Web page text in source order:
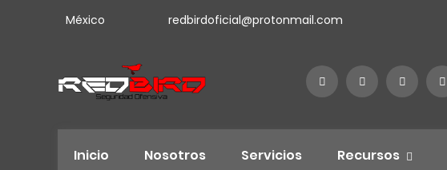
México redbirdoficial@protonmail.com
Inicio Nosotros Servicios Recursos